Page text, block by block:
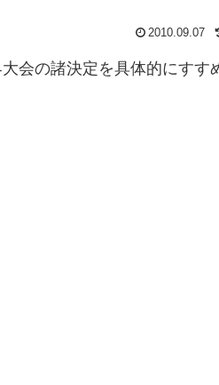
2010.09.07
会の諸決定を具体的にすす